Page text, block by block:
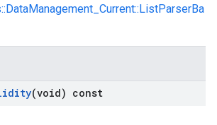
(void) const